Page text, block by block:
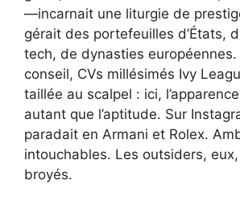
—incarnait une liturgie de
gérait des portefeuilles d’États,
tech, de dynasties
conseil, CVs millésimés Ivy
taillée au scalpel : ici,
autant que l’aptitude. Sur
paradait en Armani et Rolex.
intouchables. Les outsiders,
broyés.